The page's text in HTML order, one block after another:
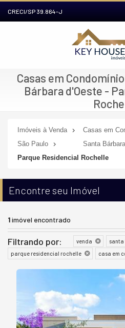
CRECI/SP 39.864-J
Casas em
Bárbara d'Oeste -
Imóveis à Venda
Casas em
São Paulo
Santa
Parque Residencial Rochelle
Encontre seu Imóvel
1imóvel encontrado
Filtrando por: venda
parque residencial rochelle
casa em